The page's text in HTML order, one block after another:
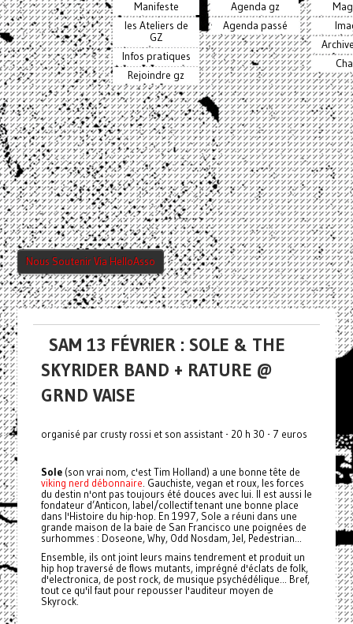
Manifeste
les Ateliers de
GZ
Infos pratiques
Rejoindre gz
Agenda gz
Agenda passé
Nous Soutenir Via HelloAsso
SAM 13 FÉVRIER : SOLE & THE
SKYRIDER BAND + RATURE @
GRND VAISE
organisé par crusty rossi et son assistant - 20 h 30 - 7 euros
Sole(son vrai nom, c'est Tim Holland) a une bonne tête de
viking nerd débonnaire . Gauchiste, vegan et roux, les forces
du destin n'ont pas toujours été douces avec lui. Il est aussi le
fondateur d’Anticon, label/collectif tenant une bonne place
dans l'Histoire du hip-hop. En 1997, Sole a réuni dans une
grande maison de la baie de San Francisco une poignées de
surhommes : Doseone, Why, Odd Nosdam, Jel, Pedestrian...
Ensemble, ils ont joint leurs mains tendrement et produit un
hip hop traversé de flows mutants, imprégné d'éclats de folk,
d'electronica, de post rock, de musique psychédélique... Bref,
tout ce qu'il faut pour repousser l'auditeur moyen de
Skyrock.